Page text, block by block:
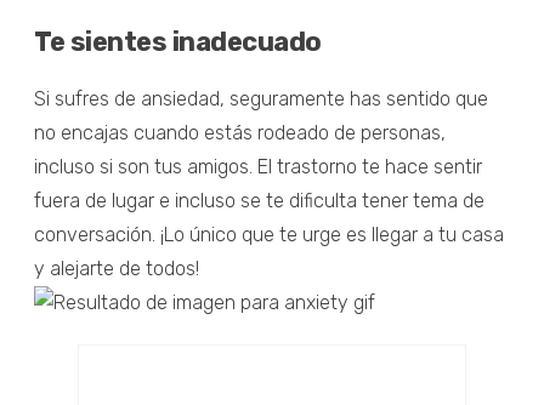
Te sientes inadecuado
Si sufres de ansiedad, seguramente has sentido que
no encajas cuando estás rodeado de personas,
incluso si son tus amigos. El trastorno te hace sentir
fuera de lugar e incluso se te dificulta tener tema de
conversación. ¡Lo único que te urge es llegar a tu casa
y alejarte de todos!